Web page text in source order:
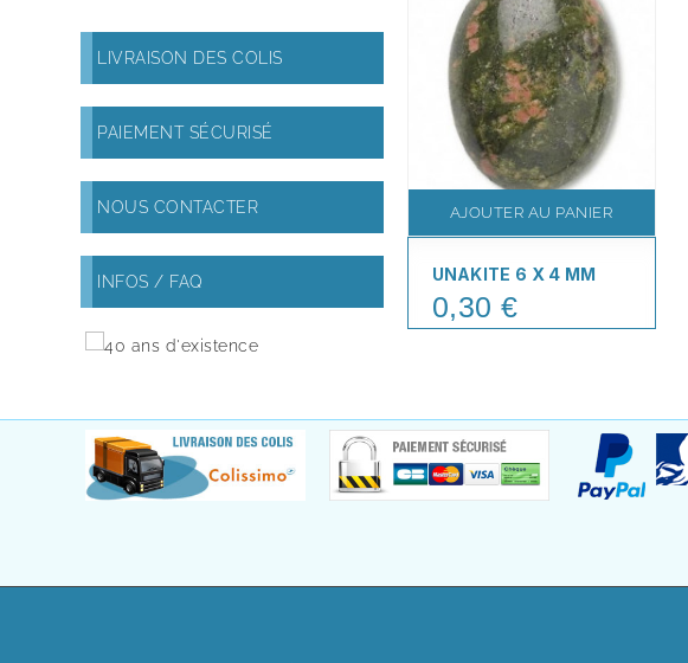
LIVRAISON DES COLIS
PAIEMENT SÉCURISÉ
NOUS CONTACTER
INFOS / FAQ
AJOUTER AU PANIER
UNAKITE 6 X 4 MM
Price
0,30 €